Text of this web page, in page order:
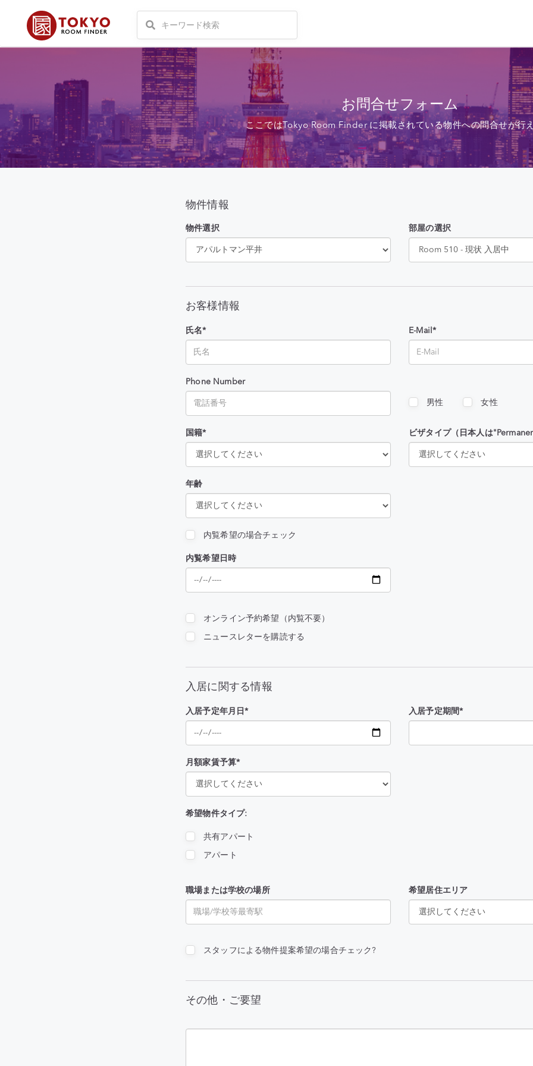
お問合せフォーム
ここではTokyo Room Finder に掲載されている物件への問合せが行
物件情報
物件選択 部屋の選択
お客様情報
氏名* E-Mail*
Phone Number
男性 女性
国籍* ビザタイプ（日本人は
年齢
内覧希望の場合チェック
内覧希望日時
オンライン予約希望（内覧不要）
ニュースレターを購読する
入居に関する情報
入居予定年月日* 入居予定期間*
月額家賃予算*
希望物件タイプ:
共有アパート
アパート
職場または学校の場所 希望居住エリア
スタッフによる物件提案希望の場合チェック?
その他・ご要望